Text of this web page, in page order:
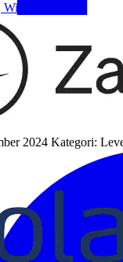
Wibe Group
2024 Kategori: